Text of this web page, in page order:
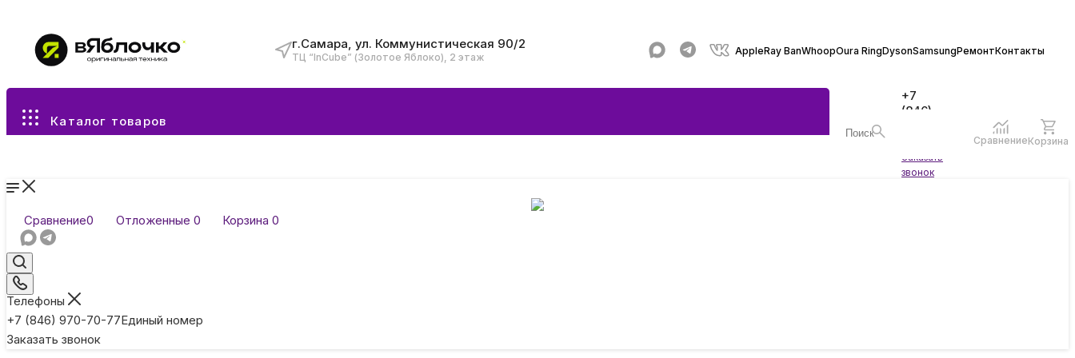
г.Самара, ул. Коммунистическая 90/2
ТЦ “InCube” (Золотое Яблоко), 2 этаж
AppleRay BanWhoopOura RingDysonSamsungРемонтКонтакты
Каталог товаров
+7
(846)
Заказать
звонок
СравнениеКорзина
Сравнение0 Отложенные 0 Корзина 0
Телефоны
+7 (846) 970-70-77Единый номер
Заказать звонок
Все разделы каталога